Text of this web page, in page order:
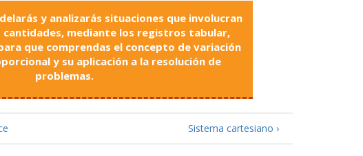
y analizarás situaciones que involucran
mediante los registros tabular,
que comprendas el concepto de variación
y su aplicación a la resolución de
problemas.
Sistema cartesiano ›